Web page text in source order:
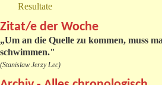
Resultate
Zitat/e der Woche
„Um an die Quelle zu kommen, muss
schwimmen."
(Stanislaw Jerzy Lec)